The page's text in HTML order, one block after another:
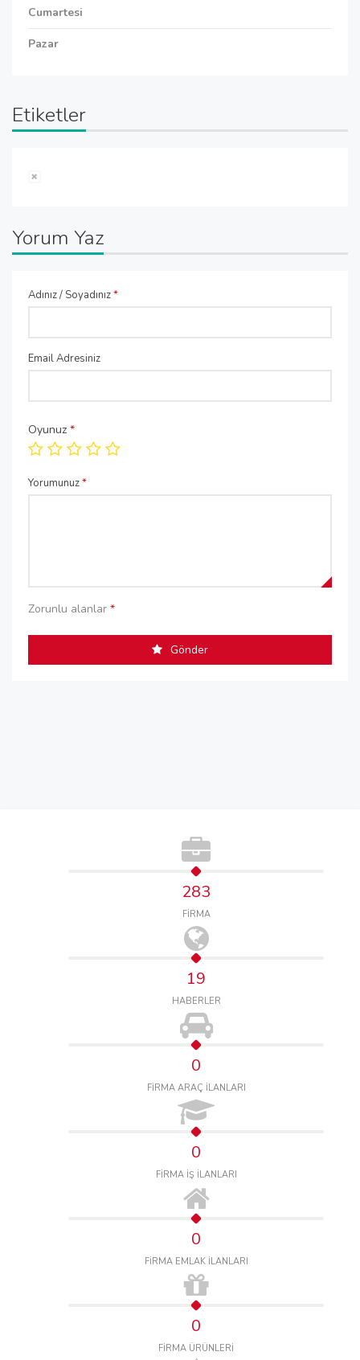
Cumartesi
Pazar
Etiketler
Yorum Yaz
Adınız / Soyadınız*
Email Adresiniz
Oyunuz *
Yorumunuz*
Zorunlu alanlar *
Gönder
283
FİRMA
19
HABERLER
0
FİRMA ARAÇ İLANLARI
0
FİRMA İŞ İLANLARI
0
FİRMA EMLAK İLANLARI
0
FİRMA ÜRÜNLERİ